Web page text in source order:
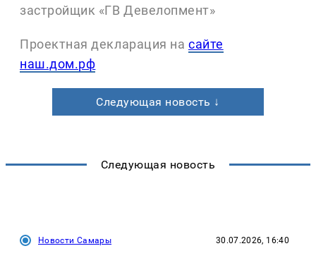
застройщик «ГВ Девелопмент»
Проектная декларация на сайте
наш.дом.рф
Следующая новость ↓
Следующая новость
Новости Самары 30.07.2026, 16:40